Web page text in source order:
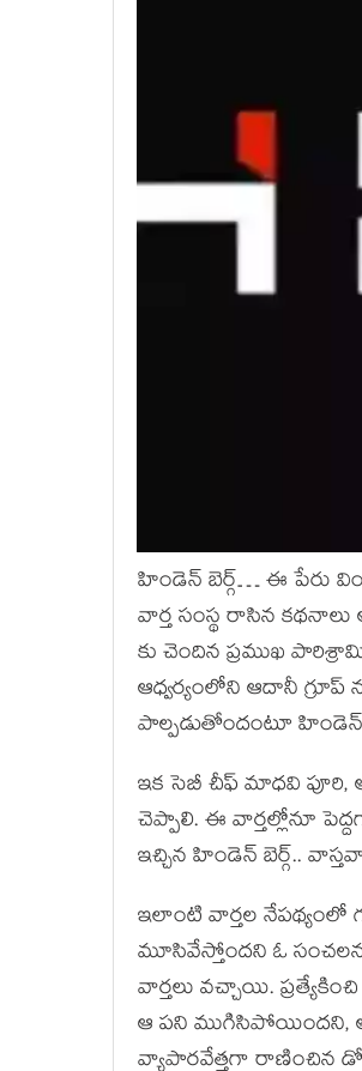
హిండెన్ బెర్గ్… ఈ పేరు
వార్త సంస్థ రాసిన
కు చెందిన ప్రముఖ
ఆధ్వర్యంలోని ఆదానీ గ్రూప్
పాల్పడుతోందంటూ హిండెన్
ఇక సెబీ చీఫ్ మాధవి పూరి,
చెప్పాలి. ఈ వార్తల్లోనూ
ఇచ్చిన హిండెన్ బెర్గ్..
ఇలాంటి వార్తల నేపథ్యంలో
మూసివేస్తోందని ఓ
వార్తలు వచ్చాయి.
ఆ పని ముగిసిపోయిందని,
వ్యాపారవేత్తగా రాణించిన